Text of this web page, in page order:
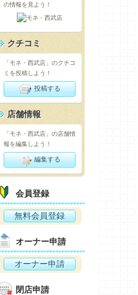
の情報を見よう！
クチコミ
「モネ・西武店」のクチコ
ミを投稿しよう！
投稿する
店舗情報
「モネ・西武店」の店舗情
報を編集しよう！
編集する
会員登録
無料会員登録
オーナー申請
オーナー申請
閉店申請